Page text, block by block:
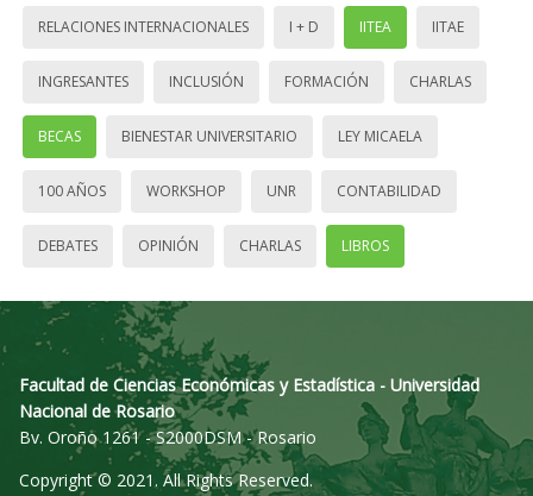
RELACIONES INTERNACIONALES I + D IITEA IITAE
INGRESANTES INCLUSIÓN FORMACIÓN CHARLAS
BECAS BIENESTAR UNIVERSITARIO LEY MICAELA
100 AÑOS WORKSHOP UNR CONTABILIDAD
DEBATES OPINIÓN CHARLAS LIBROS
Facultad de Ciencias Económicas y Estadística - Universidad
Nacional de Rosario
Bv. Oroño 1261 - S2000DSM - Rosario
Copyright © 2021. All Rights Reserved.